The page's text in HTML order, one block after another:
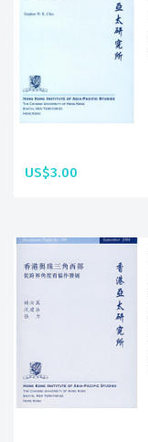
US$3.00